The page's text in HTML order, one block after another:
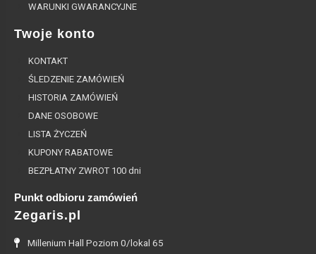
WARUNKI GWARANCYJNE
Twoje konto
KONTAKT
ŚLEDZENIE ZAMÓWIEŃ
HISTORIA ZAMÓWIEŃ
DANE OSOBOWE
LISTA ŻYCZEŃ
KUPONY RABATOWE
BEZPŁATNY ZWROT 100 dni
Punkt odbioru zamówień
Zegaris.pl
Millenium Hall Poziom 0/lokal 65